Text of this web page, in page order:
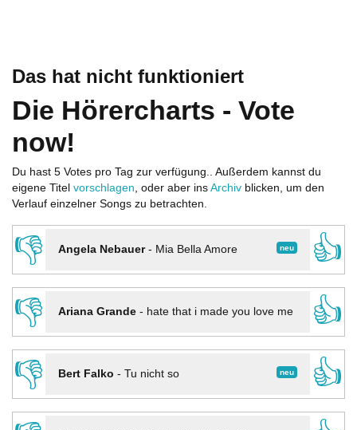
Das hat nicht funktioniert
Die Hörercharts - Vote
now!
Du hast 5 Votes pro Tag zur verfügung.. Außerdem kannst du
eigene Titel vorschlagen, oder aber ins Archiv blicken, um den
Verlauf einzelner Songs zu betrachten.
👎 neu
Angela Nebauer- Mia Bella Amore
👍
👎
Ariana Grande- hate that i made you love me
👍
👎
neu
Bert Falko - Tu nicht so
👍